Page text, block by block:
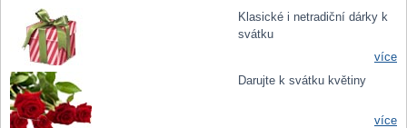
Klasické i netradiční dárky k
svátku
více
Darujte k svátku květiny
více